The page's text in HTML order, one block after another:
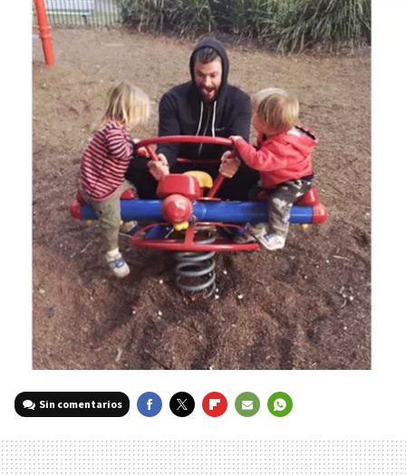
Sin comentarios
MAIL